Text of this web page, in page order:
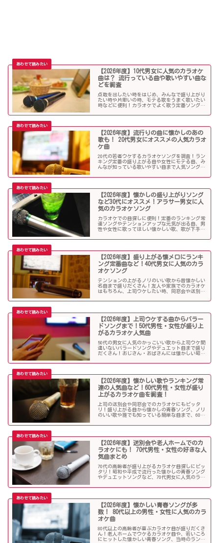
【2026年度】10代男女に人気のカラオケ
曲は？ 流行っている曲や歌いやすい曲な
どを調査
点数を出したい時をはじめ、みんなで盛り上がり
たい時や片思いの時、モテる歌をうまく歌いたい
時などに便利！カラオケでよく歌う定番ソングか
っ盛りの10代男子・女子にオススメの人気カラオ
【2026年度】流行りの曲に懐かしのあの
歌も！ 20代男女にオススメの人気カラオ
ケ曲
20代の若者ウケするカラオケソングを調査！ラン
キング定番の盛り上がる曲や女性にモテる曲、み
んなが知っている歌いやすい曲まで人気ソングが
別会、上司ウケしたい時などにオススメです！
【2026年度】懐かしの盛り上がりソング
など30代にオススメ！アラサー男女に人
気のカラオケソング
カラオケでの曲探しに便利！定番のランキング常
連ソングやテンションアップな元気が出る曲、男
性や女性に歌ってほしい懐かしい歌、歌が下手で
カラオケ曲をご紹介します！
【2026年度】盛り上がる懐メロにランキ
ング定番曲など！40代男女に人気のカラ
オケソング
テンションの上がるノリのいい歌から昔懐かしい
名曲まで盛りだくさん！友人や家族でのカラオケ
はもちろん、上司ウケしたい時、同窓会や送別会
ッとくるようなカラオケソングを探している方も
【2026年度】上司ウケする曲からバラー
ドソングまで！50代男性・女性が盛り上
がるカラオケ人気曲
50代の男女に人気のかっこいい歌から上司ウケ間
違いないバラードソングやデュエット曲まで盛り
だくさん！おじさん・おばさんには懐かしい昭和
懐メロも多数。みんなが知っている曲は音痴でも
はず！
【2026年度】懐かしい歌やランキング常
連の人気曲など！60代男性・女性が盛り
上がるカラオケ曲を調査！
上司の送別会や同窓会でのカラオケにもピッタ
リ！盛り上がる曲から懐かしの青春ソング、ノリ
のいい歌や誰でも知っている簡単な曲まで、60代
でご紹介します！
【2026年度】送別会や老人ホームでのカ
ラオケにも！ 70代男性・女性の好きな人
気曲まとめ
70代の高齢者が盛り上がるカラオケ曲探しにピッ
タリ！昭和や平成で流行った懐かしの青春ソング
やデュエットソングなど、70代男女に人気のラン
ウケる曲、老人に喜ばれる曲が詰まったラインナ
【2026年度】懐かしい青春ソングが多
数！ 80代以上の男性・女性に人気のカラ
オケ曲
80代以上の高齢者が喜ぶカラオケ曲が盛りだくさ
ん！老人ホームでウケるカラオケ曲や、若いころ
にヒットした懐かしい青春ソング、当時のランキ